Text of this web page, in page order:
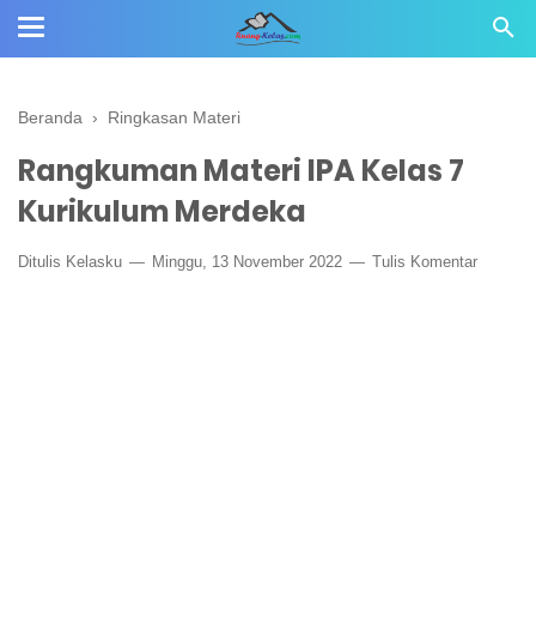
Beranda › Ringkasan Materi
Rangkuman Materi IPA Kelas 7
Kurikulum Merdeka
Ditulis Kelasku Minggu, 13 November 2022 Tulis Komentar